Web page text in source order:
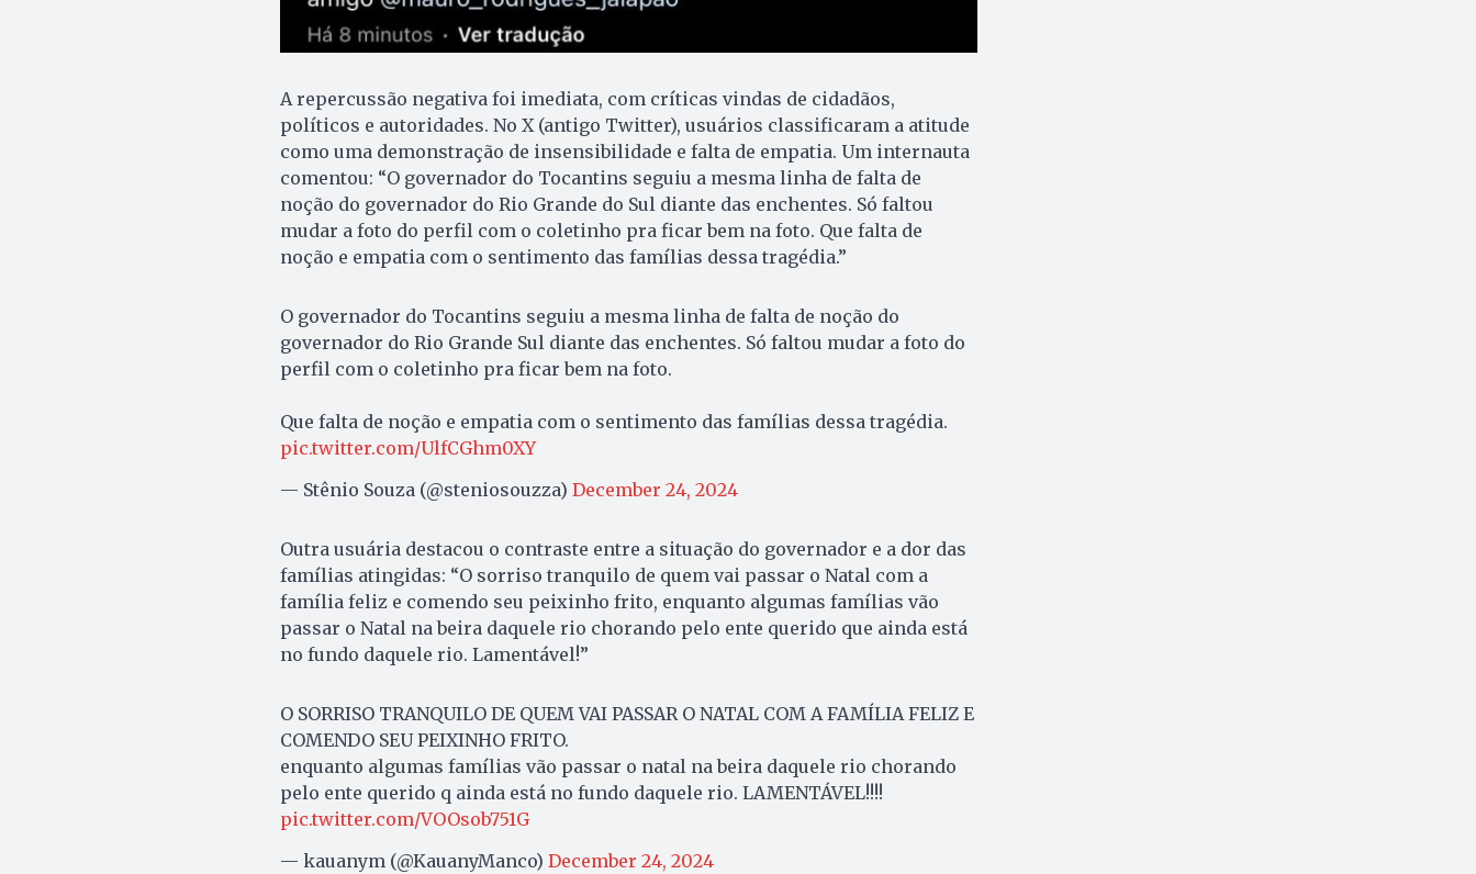
A repercussão negativa foi imediata, com críticas vindas de cidadãos,
políticos e autoridades. No X (antigo Twitter), usuários classificaram a atitude
como uma demonstração de insensibilidade e falta de empatia. Um internauta
comentou: “O governador do Tocantins seguiu a mesma linha de falta de
noção do governador do Rio Grande do Sul diante das enchentes. Só faltou
mudar a foto do perfil com o coletinho pra ficar bem na foto. Que falta de
noção e empatia com o sentimento das famílias dessa tragédia.”
O governador do Tocantins seguiu a mesma linha de falta de noção do
governador do Rio Grande Sul diante das enchentes. Só faltou mudar a foto do
perfil com o coletinho pra ficar bem na foto.
Que falta de noção e empatia com o sentimento das famílias dessa tragédia.
pic.twitter.com/UlfCGhm0XY
— Stênio Souza (@steniosouzza) December 24, 2024
Outra usuária destacou o contraste entre a situação do governador e a dor das
famílias atingidas: “O sorriso tranquilo de quem vai passar o Natal com a
família feliz e comendo seu peixinho frito, enquanto algumas famílias vão
passar o Natal na beira daquele rio chorando pelo ente querido que ainda está
no fundo daquele rio. Lamentável!”
O SORRISO TRANQUILO DE QUEM VAI PASSAR O NATAL COM A FAMÍLIA FELIZ E
COMENDO SEU PEIXINHO FRITO.
enquanto algumas famílias vão passar o natal na beira daquele rio chorando
pelo ente querido q ainda está no fundo daquele rio. LAMENTÁVEL!!!!
pic.twitter.com/VOOsob751G
— kauanym (@KauanyManco) December 24, 2024